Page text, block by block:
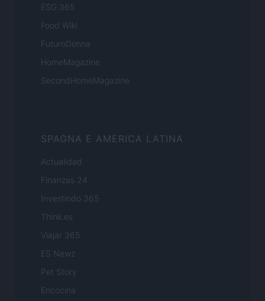
ESG 365
Food Wiki
FuturoDonna
HomeMagazine
SecondHomeMagazine
SPAGNA E AMERICA LATINA
Actualidad
Finanzas 24
Investindo 365
Think.es
Viajar 365
ES Newz
Pet Story
Encocina